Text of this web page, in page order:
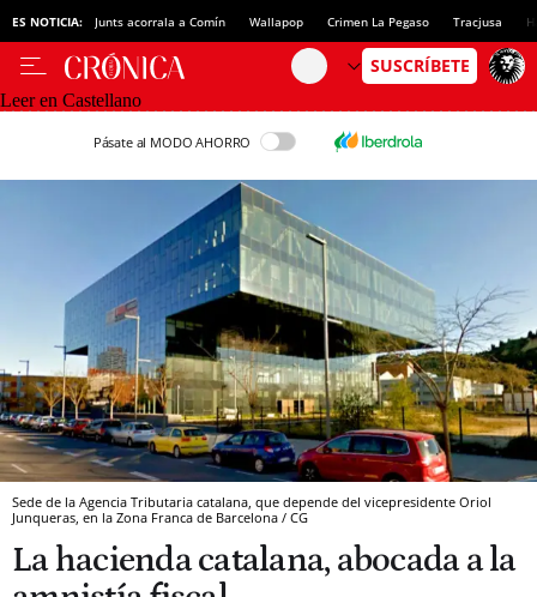
ES NOTICIA: Junts acorrala a Comín Wallapop Crimen La Pegaso Tracjusa
Leer en Castellano
Pásate al MODO AHORRO
Sede de la Agencia Tributaria catalana, que depende del vicepresidente Oriol
Junqueras, en la Zona Franca de Barcelona / CG
La hacienda catalana, abocada a la